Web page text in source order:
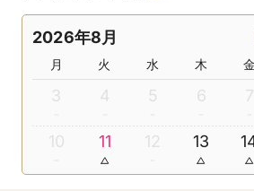
2026年8月
月 火 水 木 金
3 4 5 6 7
10 11 12 13